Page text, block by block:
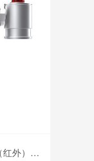
固定式二氧化碳气体检测仪（红外） MIC-300-CO2